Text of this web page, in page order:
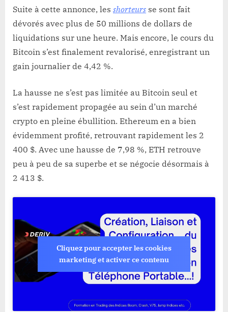
Suite à cette annonce, les shorteurs se sont fait
dévorés avec plus de 50 millions de dollars de
liquidations sur une heure. Mais encore, le cours du
Bitcoin s’est finalement revalorisé, enregistrant un
gain journalier de 4,42 %.
La hausse ne s’est pas limitée au Bitcoin seul et
s’est rapidement propagée au sein d’un marché
crypto en pleine ébullition. Ethereum en a bien
évidemment profité, retrouvant rapidement les 2
400 $. Avec une hausse de 7,98 %, ETH retrouve
peu à peu de sa superbe et se négocie désormais à
2 413 $.
Cliquez pour accepter les cookies
marketing et activer ce contenu